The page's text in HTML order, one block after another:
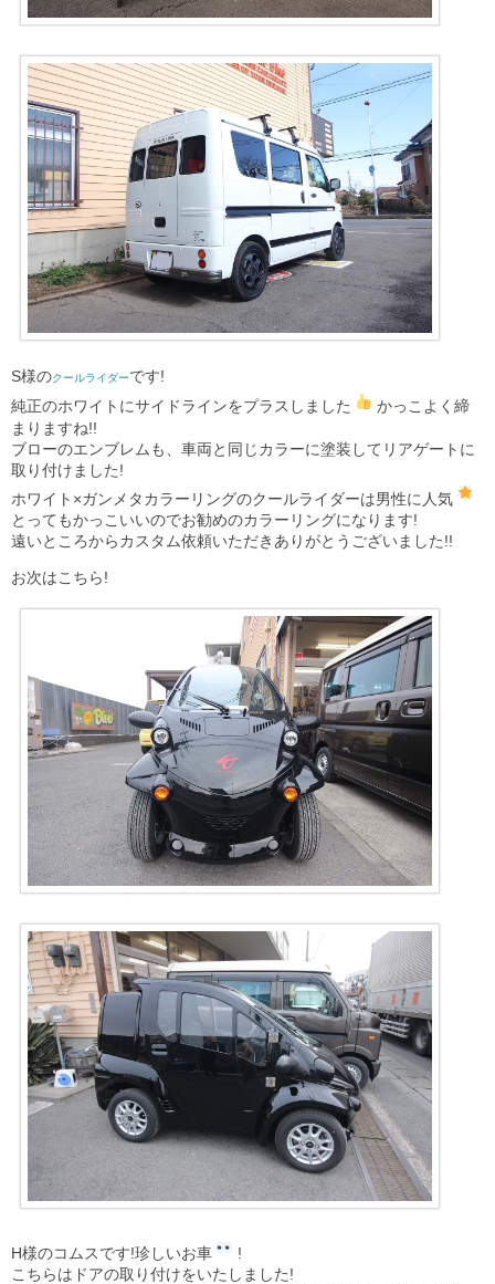
S様のクールライダーです!
純正のホワイトにサイドラインをプラスしました
かっこよく締
まりますね!!
ブローのエンブレムも、車両と同じカラーに塗装してリアゲートに
取り付けました!
ホワイト×ガンメタカラーリングのクールライダーは男性に人気
とってもかっこいいのでお勧めのカラーリングになります!
遠いところからカスタム依頼いただきありがとうございました!!
お次はこちら!
H様のコムスです!珍しいお車
!
こちらはドアの取り付けをいたしました!